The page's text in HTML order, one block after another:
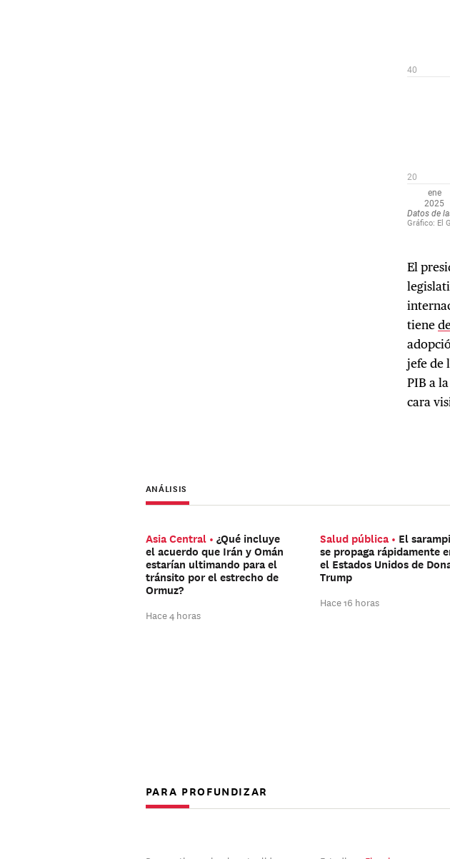
El
tiene
jefe de
PIB a
cara
ANÁLISIS
Asia Central
¿Qué incluye
el acuerdo que Irán y Omán
estarían ultimando para el
tránsito por el estrecho de
Ormuz?
Hace 4 horas
Salud pública
El
se propaga rápidamente
el Estados Unidos de
Trump
Hace 16 horas
PARA PROFUNDIZAR